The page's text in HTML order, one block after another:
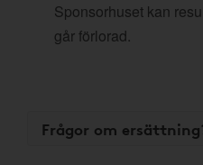
Sponsorhuset kan
går förlorad.
Frågor om